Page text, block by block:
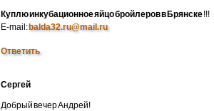
Куплю инкубационное яйцо бройлеров в Брянске!!!
E-mail:balda32.ru@mail.ru
Ответить
Сергей
Добрый вечер Андрей!